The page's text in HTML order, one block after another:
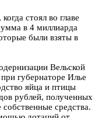
стоял во главе
в 4 миллиарда
были взяты в
Вельской
губернаторе Илье
яйца и птицы
рублей, полученных
средства.